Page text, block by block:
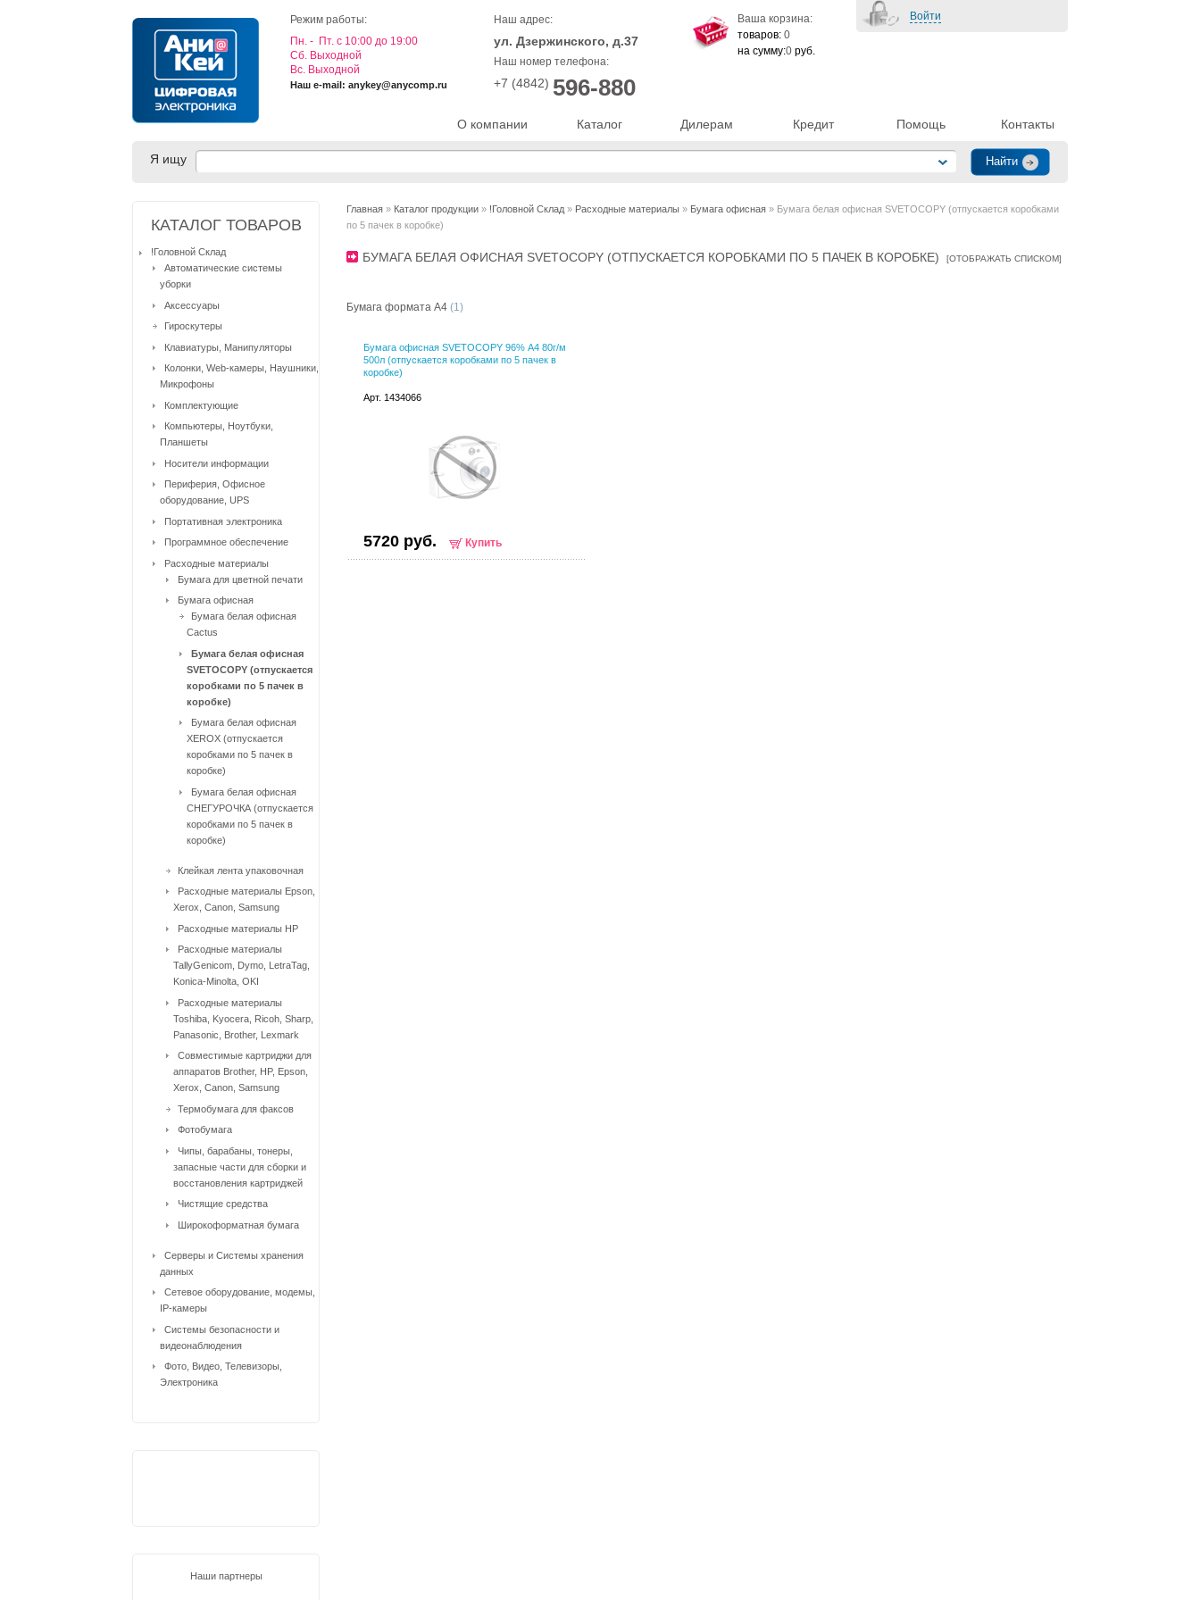
О компании Каталог Дилерам Кредит Помощь Контакты
Режим работы:
Пн. - Пт. с 10:00 до 19:00
Cб. Выходной
Вс. Выходной
Наш e-mail: anykey@anycomp.ru
Наш адрес:
ул. Дзержинского, д.37
Наш номер телефона:
+7 (4842) 596-880
Войти
Ваша корзина:
товаров: 0
на сумму:0 руб.
Я ищу
Главная » Каталог продукции » !Головной Склад » Расходные материалы » Бумага офисная » Бумага белая офисная SVETOCOPY (отпускается коробками
по 5 пачек в коробке)
БУМАГА БЕЛАЯ ОФИСНАЯ SVETOCOPY (ОТПУСКАЕТСЯ КОРОБКАМИ ПО 5 ПАЧЕК В КОРОБКЕ) [ОТОБРАЖАТЬ СПИСКОМ]
Бумага формата А4 (1)
Бумага офисная SVETOCOPY 96% А4 80г/м
500л (отпускается коробками по 5 пачек в
коробке)
Арт. 1434066
5720 руб. Купить
КАТАЛОГ ТОВАРОВ
!Головной Склад
Автоматические системы
уборки
Аксессуары
Гироскутеры
Клавиатуры, Манипуляторы
Колонки, Web-камеры, Наушники,
Микрофоны
Комплектующие
Компьютеры, Ноутбуки,
Планшеты
Носители информации
Периферия, Офисное
оборудование, UPS
Портативная электроника
Программное обеспечение
Расходные материалы
Бумага для цветной печати
Бумага офисная
Бумага белая офисная
Cactus
Бумага белая офисная
SVETOCOPY (отпускается
коробками по 5 пачек в
коробке)
Бумага белая офисная
XEROX (отпускается
коробками по 5 пачек в
коробке)
Бумага белая офисная
СНЕГУРОЧКА (отпускается
коробками по 5 пачек в
коробке)
Клейкая лента упаковочная
Расходные материалы Epson,
Xerox, Canon, Samsung
Расходные материалы HP
Расходные материалы
TallyGenicom, Dymo, LetraTag,
Konica-Minolta, OKI
Расходные материалы
Toshiba, Kyocera, Ricoh, Sharp,
Panasonic, Brother, Lexmark
Совместимые картриджи для
аппаратов Brother, HP, Epson,
Xerox, Canon, Samsung
Термобумага для факсов
Фотобумага
Чипы, барабаны, тонеры,
запасные части для сборки и
восстановления картриджей
Чистящие средства
Широкоформатная бумага
Серверы и Системы хранения
данных
Сетевое оборудование, модемы,
IP-камеры
Системы безопасности и
видеонаблюдения
Фото, Видео, Телевизоры,
Электроника
Наши партнеры